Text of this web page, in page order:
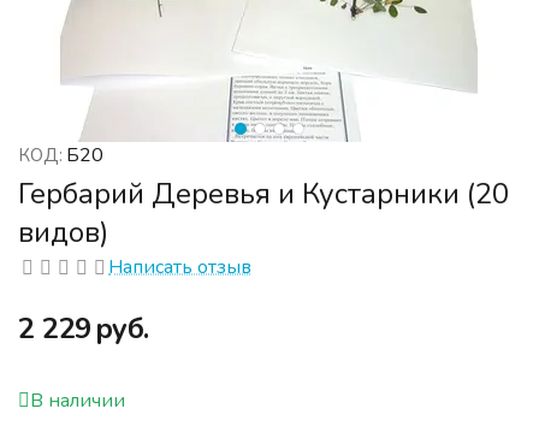
КОД: Б20
Гербарий Деревья и Кустарники (20
видов)
Написать отзыв
‍2 229‍руб.
В наличии